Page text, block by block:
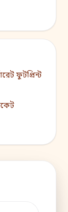
ফুটপ্রিন্ট